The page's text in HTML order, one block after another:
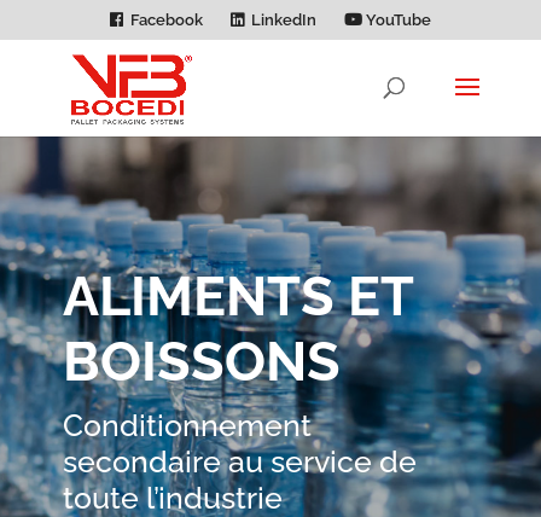
Facebook LinkedIn YouTube
ALIMENTS ET
BOISSONS
Conditionnement
secondaire au service de
toute l’industrie